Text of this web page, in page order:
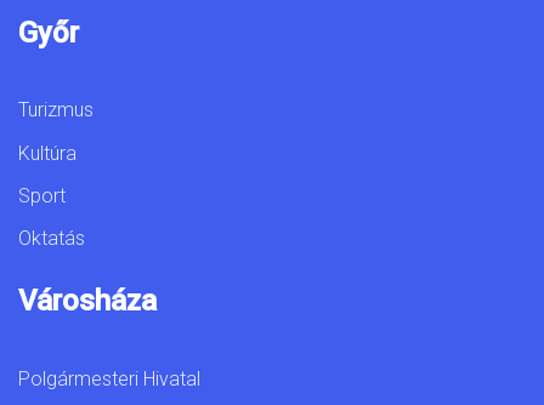
Győr
Turizmus
Kultúra
Sport
Oktatás
Városháza
Polgármesteri Hivatal